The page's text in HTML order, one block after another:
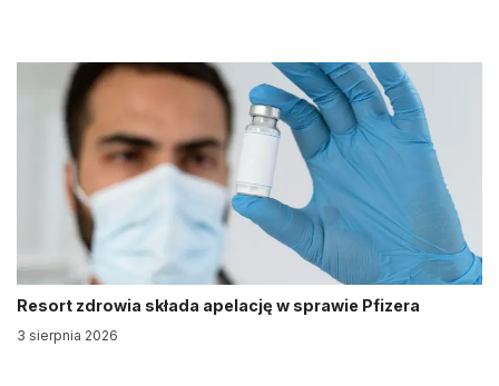
Resort zdrowia składa apelację w sprawie Pfizera
3 sierpnia 2026